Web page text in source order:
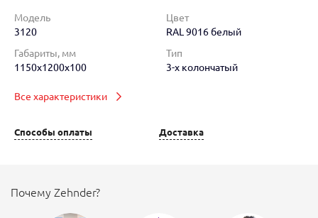
Модель
3120
Цвет
RAL 9016 белый
Габариты, мм
1150x1200x100
Тип
3-х колончатый
Все характеристики
Способы оплаты Доставка
Почему Zehnder?